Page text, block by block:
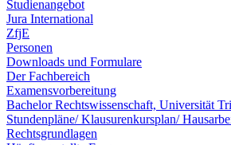
Studienangebot
Jura International
ZfjE
Personen
Downloads und Formulare
Der Fachbereich
Examensvorbereitung
Bachelor Rechtswissenschaft, Universität
Stundenpläne/ Klausurenkursplan/
Rechtsgrundlagen